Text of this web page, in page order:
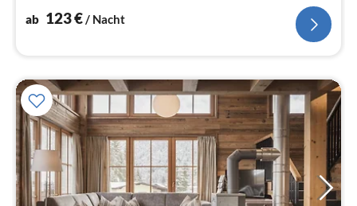
ab 123€/ Nacht